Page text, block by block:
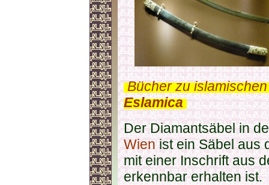
.Bücher zu
Eslamica.
Der Diamantsäbel in
Wienist ein Säbel aus
mit einer Inschrift aus
erkennbar erhalten ist.